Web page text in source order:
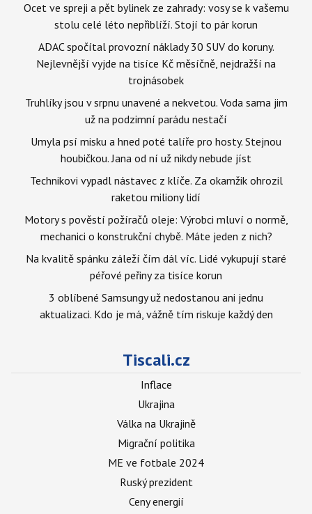
Ocet ve spreji a pět bylinek ze zahrady: vosy se k vašemu
stolu celé léto nepřiblíží. Stojí to pár korun
ADAC spočítal provozní náklady 30 SUV do koruny.
Nejlevnější vyjde na tisíce Kč měsíčně, nejdražší na
trojnásobek
Truhlíky jsou v srpnu unavené a nekvetou. Voda sama jim
už na podzimní parádu nestačí
Umyla psí misku a hned poté talíře pro hosty. Stejnou
houbičkou. Jana od ní už nikdy nebude jíst
Technikovi vypadl nástavec z klíče. Za okamžik ohrozil
raketou miliony lidí
Motory s pověstí požíračů oleje: Výrobci mluví o normě,
mechanici o konstrukční chybě. Máte jeden z nich?
Na kvalitě spánku záleží čím dál víc. Lidé vykupují staré
péřové peřiny za tisíce korun
3 oblíbené Samsungy už nedostanou ani jednu
aktualizaci. Kdo je má, vážně tím riskuje každý den
Tiscali.cz
Inflace
Ukrajina
Válka na Ukrajině
Migrační politika
ME ve fotbale 2024
Ruský prezident
Ceny energií